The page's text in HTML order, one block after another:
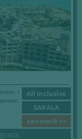
All Inclusive
SAKALA
cenovnik >>
i